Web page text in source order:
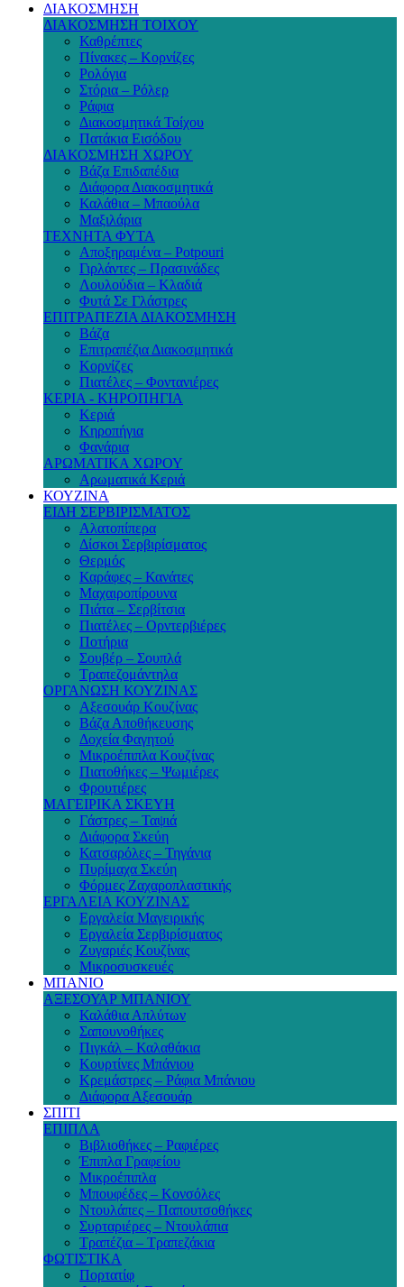
ΔΙΑΚΟΣΜΗΣΗ
ΔΙΑΚΟΣΜΗΣΗ ΤΟΙΧΟΥ
Καθρέπτες
Πίνακες – Κορνίζες
Ρολόγια
Στόρια – Ρόλερ
Ράφια
Διακοσμητικά Τοίχου
Πατάκια Εισόδου
ΔΙΑΚΟΣΜΗΣΗ ΧΩΡΟΥ
Βάζα Επιδαπέδια
Διάφορα Διακοσμητικά
Καλάθια – Μπαούλα
Μαξιλάρια
ΤΕΧΝΗΤΑ ΦΥΤΑ
Αποξηραμένα – Potpouri
Γιρλάντες – Πρασινάδες
Λουλούδια – Κλαδιά
Φυτά Σε Γλάστρες
ΕΠΙΤΡΑΠΕΖΙΑ ΔΙΑΚΟΣΜΗΣΗ
Βάζα
Επιτραπέζια Διακοσμητικά
Κορνίζες
Πιατέλες – Φοντανιέρες
ΚΕΡΙΑ - ΚΗΡΟΠΗΓΙΑ
Κεριά
Κηροπήγια
Φανάρια
ΑΡΩΜΑΤΙΚΑ ΧΩΡΟΥ
Αρωματικά Κεριά
ΚΟΥΖΙΝΑ
ΕΙΔΗ ΣΕΡΒΙΡΙΣΜΑΤΟΣ
Αλατοπίπερα
Δίσκοι Σερβιρίσματος
Θερμός
Καράφες – Κανάτες
Μαχαιροπίρουνα
Πιάτα – Σερβίτσια
Πιατέλες – Ορντερβιέρες
Ποτήρια
Σουβέρ – Σουπλά
Τραπεζομάντηλα
ΟΡΓΑΝΩΣΗ ΚΟΥΖΙΝΑΣ
Αξεσουάρ Κουζίνας
Βάζα Αποθήκευσης
Δοχεία Φαγητού
Μικροέπιπλα Κουζίνας
Πιατοθήκες – Ψωμιέρες
Φρουτιέρες
ΜΑΓΕΙΡΙΚΑ ΣΚΕΥΗ
Γάστρες – Ταψιά
Διάφορα Σκεύη
Κατσαρόλες – Τηγάνια
Πυρίμαχα Σκεύη
Φόρμες Ζαχαροπλαστικής
ΕΡΓΑΛΕΙΑ ΚΟΥΖΙΝΑΣ
Εργαλεία Μαγειρικής
Εργαλεία Σερβιρίσματος
Ζυγαριές Κουζίνας
Μικροσυσκευές
ΜΠΑΝΙΟ
ΑΞΕΣΟΥΑΡ ΜΠΑΝΙΟΥ
Καλάθια Απλύτων
Σαπουνοθήκες
Πιγκάλ – Καλαθάκια
Κουρτίνες Μπάνιου
Κρεμάστρες – Ράφια Μπάνιου
Διάφορα Αξεσουάρ
ΣΠΙΤΙ
ΕΠΙΠΛΑ
Βιβλιοθήκες – Ραφιέρες
Έπιπλα Γραφείου
Μικροέπιπλα
Μπουφέδες – Κονσόλες
Ντουλάπες – Παπουτσοθήκες
Συρταριέρες – Ντουλάπια
Τραπέζια – Τραπεζάκια
ΦΩΤΙΣΤΙΚΑ
Πορτατίφ